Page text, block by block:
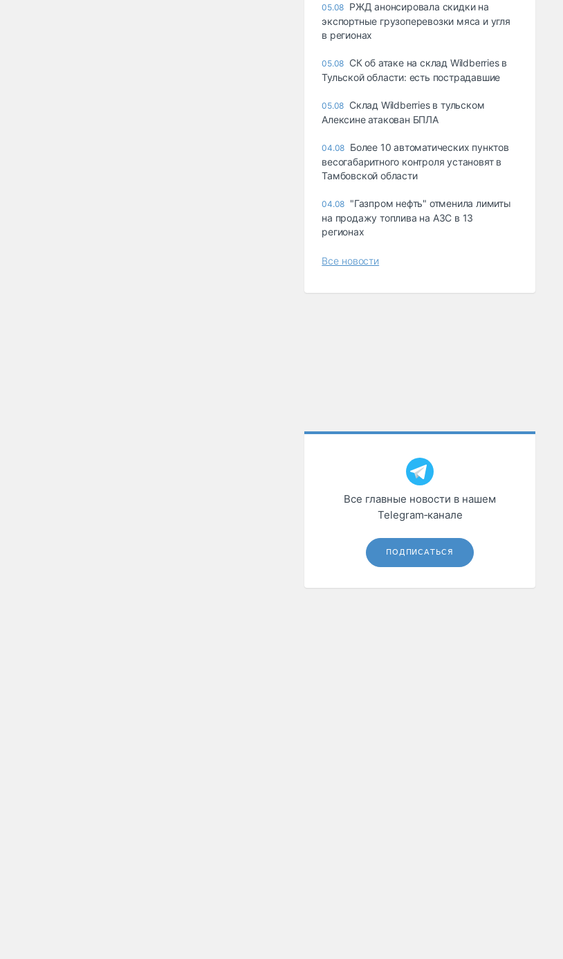
05.08 РЖД анонсировала скидки на
экспортные грузоперевозки мяса и угля
в регионах
05.08 СК об атаке на склад Wildberries в
Тульской области: есть пострадавшие
05.08 Склад Wildberries в тульском
Алексине атакован БПЛА
04.08 Более 10 автоматических пунктов
весогабаритного контроля установят в
Тамбовской области
04.08 "Газпром нефть" отменила лимиты
на продажу топлива на АЗС в 13
регионах
Все новости
Все главные новости в нашем
Telegram‑канале
ПОДПИСАТЬСЯ